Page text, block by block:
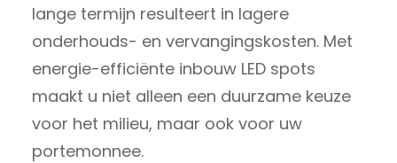
lange termijn resulteert in lagere
onderhouds- en vervangingskosten. Met
energie-efficiënte inbouw LED spots
maakt u niet alleen een duurzame keuze
voor het milieu, maar ook voor uw
portemonnee.